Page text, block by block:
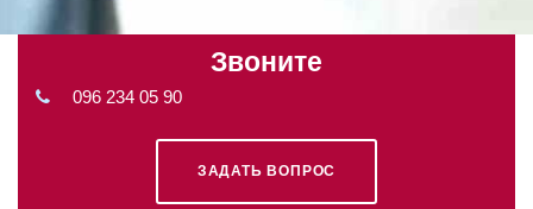
Звоните
096 234 05 90
ЗАДАТЬ ВОПРОС